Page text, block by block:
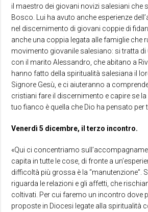
il maestro dei giovani novizi salesiani che
Bosco. Lui ha avuto anche esperienze
nel discernimento di giovani coppie di
anche una coppia legata alle famiglie che
movimento giovanile salesiano: si tratta di
con il marito Alessandro, che abitano a
hanno fatto della spiritualità salesiana il
Signore Gesù, e ci aiuteranno a
cristiani fare il discernimento e capire se la
tuo fianco è quella che Dio ha pensato per
Venerdì 5 dicembre, il terzo incontro.
«Qui ci concentriamo
capita in tutte le cose, di fronte a
difficoltà più grossa è la “manutenzione”.
riguarda le relazioni e gli affetti, che
coltivati. Per cui faremo un incontro dove
proposte in Diocesi legate alla spiritualità